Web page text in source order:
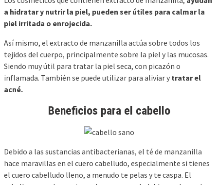
a hidratar y nutrir la piel, pueden ser útiles para calmar la
piel irritada o enrojecida.
Así mismo, el extracto de manzanilla actúa sobre todos los
tejidos del cuerpo, principalmente sobre la piel y las mucosas.
Siendo muy útil para tratar la piel seca, con picazón o
inflamada. También se puede utilizar para aliviar y tratar el
acné.
Beneficios para el cabello
Debido a las sustancias antibacterianas, el té de manzanilla
hace maravillas en el cuero cabelludo, especialmente si tienes
el cuero cabelludo lleno, a menudo te pelas y te caspa. El